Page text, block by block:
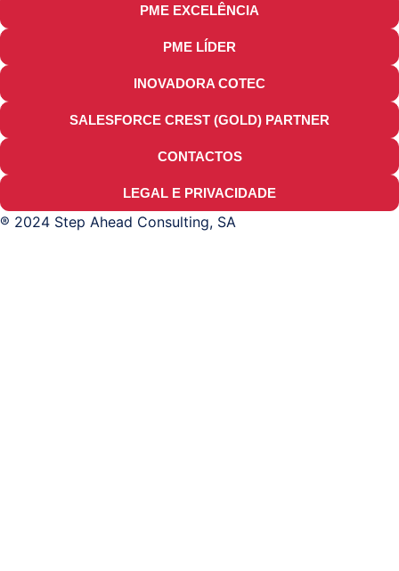
PME EXCELÊNCIA
PME LÍDER
INOVADORA COTEC
SALESFORCE CREST (GOLD) PARTNER
CONTACTOS
LEGAL E PRIVACIDADE
® 2024 Step Ahead Consulting, SA